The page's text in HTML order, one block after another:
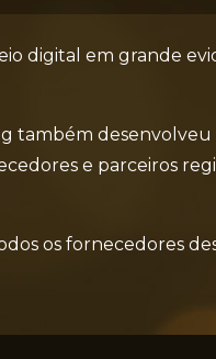
digital em grande
também desenvolveu
e parceiros
os fornecedores